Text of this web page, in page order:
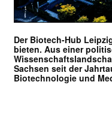
Der Biotech-Hub
bieten. Aus einer
Sachsen seit der
Biotechnologie und